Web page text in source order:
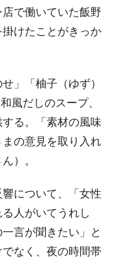
で働いていた飯野
けたことがきっか
」「柚子（ゆず）
風だしのスープ、
る。「素材の風味
の意見を取り入れ
）。
について、「女性
人がいてうれし
言が聞きたい」と
なく、夜の時間帯